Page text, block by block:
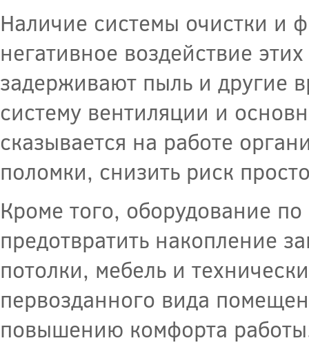
Наличие системы очистки и
негативное воздействие
задерживают пыль и другие
систему вентиляции и
сказывается на работе
поломки, снизить риск
Кроме того, оборудование
предотвратить накопление
потолки, мебель и
первозданного вида
повышению комфорта